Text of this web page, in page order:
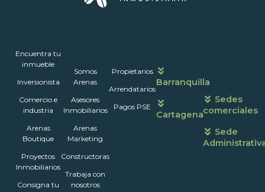
Encuentra tu
inmueble
Inversionista
Comercio e
industria
Arenas
Boutique
Proyectos
Inmobiliarios
Consigna tu
Somos
Arenas
Asesores
Inmobiliarios
Arenas
Marketing
Constructoras
Trabaja con
nosotros
Propietarios
Arrendatarios
Pagos PSE
Barranquilla
Cartagena
atención
Sedes
comerciales
Sede